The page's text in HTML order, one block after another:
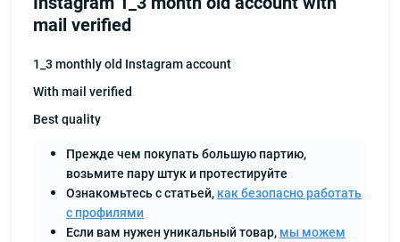
mail verified
1_3 monthly old Instagram account
With mail verified
Best quality
Прежде чем покупать большую партию,
возьмите пару штук и протестируйте
Ознакомьтесь с статьей, как безопасно работать
с профилями
Если вам нужен уникальный товар, мы можем